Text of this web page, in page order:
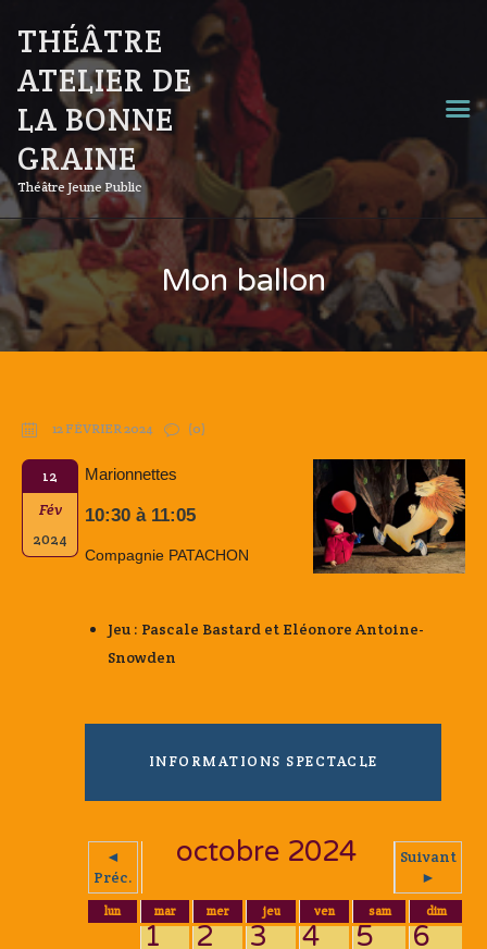
THÉÂTRE
ATELIER DE
LA BONNE
GRAINE
Théâtre Jeune Public
Mon ballon
12 FÉVRIER 2024 (0)
12
Fév
2024
Marionnettes
10:30 à 11:05
Compagnie PATACHON
Jeu : Pascale Bastard et Eléonore Antoine-
Snowden
INFORMATIONS SPECTACLE
◄
Préc.
octobre 2024
Suivant
►
lun mar mer jeu ven sam dim
1 2 3 4 5 6